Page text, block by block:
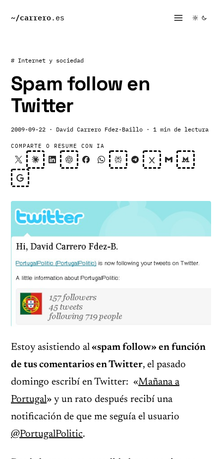
~/carrero.es
# Internet y sociedad
Spam follow en
Twitter
2009-09-22 · David Carrero Fdez-Baillo · 1 min de lectura
COMPARTE O RESUME CON IA
Estoy asistiendo al «spam follow» en función
de tus comentarios en Twitter, el pasado
domingo escribí en Twitter: «Mañana a
Portugal» y un rato después recibí una
notificación de que me seguía el usuario
@PortugalPolitic.